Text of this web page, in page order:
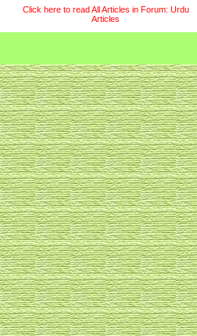
Click here to read All Articles in Forum: Urdu
Articles